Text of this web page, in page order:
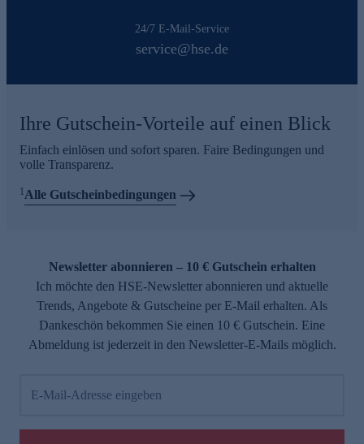
24/7 E-Mail-Service
service@hse.de
Ihre Gutschein-Vorteile auf einen Blick
Einfach einlösen und sofort sparen. Faire Bedingungen und
volle Transparenz.
1Alle Gutscheinbedingungen
Newsletter abonnieren – 10 € Gutschein erhalten
Ich möchte den HSE-Newsletter abonnieren und aktuelle
Trends, Angebote & Gutscheine per E-Mail erhalten. Als
Dankeschön bekommen Sie einen 10 € Gutschein. Eine
Abmeldung ist jederzeit in den Newsletter-E-Mails möglich.
E-Mail-Adresse eingeben